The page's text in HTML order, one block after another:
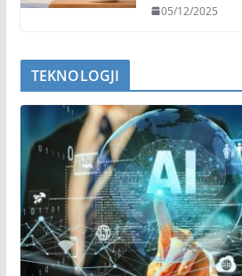
05/12/2025
TEKNOLOGJI